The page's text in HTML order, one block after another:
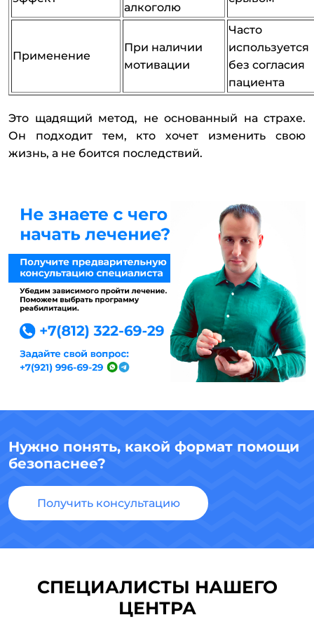
алкоголю
Применение
При наличии
мотивации
Часто
используется
без согласия
пациента
Это щадящий метод, не основанный на страхе.
Он подходит тем, кто хочет изменить свою
жизнь, а не боится последствий.
Нужно понять, какой формат помощи
безопаснее?
Получить консультацию
СПЕЦИАЛИСТЫ НАШЕГО
ЦЕНТРА